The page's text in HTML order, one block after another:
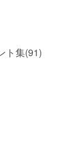
ト集(91)